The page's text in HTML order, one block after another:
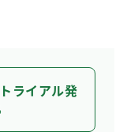
ライアル発